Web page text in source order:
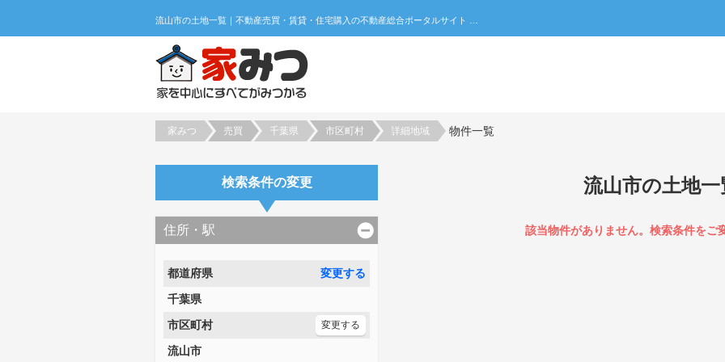
家みつ 売買 千葉県 市区町村 詳細地域 物件一覧
検索条件の変更
住所・駅
都道府県
変更する
千葉県
市区町村
変更する
流山市
流山市の土地一
該当物件がありません。検索条件をご